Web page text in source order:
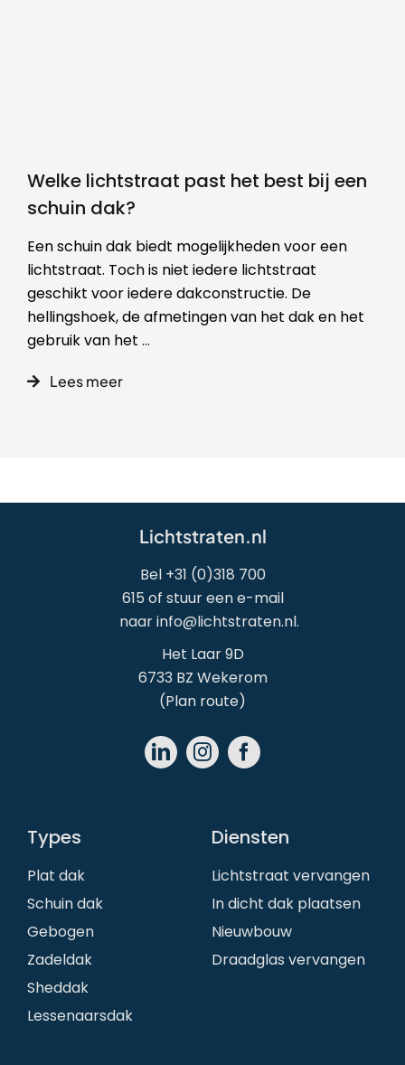
Welke lichtstraat past het best bij een
schuin dak?
Een schuin dak biedt mogelijkheden voor een
lichtstraat. Toch is niet iedere lichtstraat
geschikt voor iedere dakconstructie. De
hellingshoek, de afmetingen van het dak en het
gebruik van het ...
Lees meer
Lichtstraten.nl
Bel +31 (0)318 700
615 of stuur een e-mail
naarinfo@lichtstraten.nl.
Het Laar 9D
6733 BZ Wekerom
(Plan route)
Types
Plat dak
Schuin dak
Gebogen
Zadeldak
Sheddak
Lessenaarsdak
Diensten
Lichtstraat vervangen
In dicht dak plaatsen
Nieuwbouw
Draadglas vervangen